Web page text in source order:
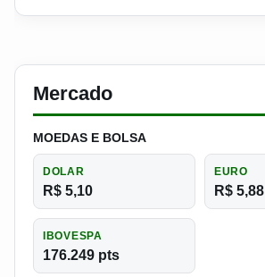
Mercado
MOEDAS E BOLSA
DOLAR
R$ 5,10
EURO
R$ 5,88
IBOVESPA
176.249 pts